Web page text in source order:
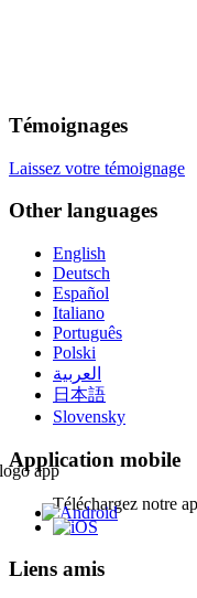
Témoignages
Laissez votre témoignage
Other languages
English
Deutsch
Español
Italiano
Português
Polski
العربية
日本語
Slovensky
Application mobile
Téléchargez notre
Liens amis